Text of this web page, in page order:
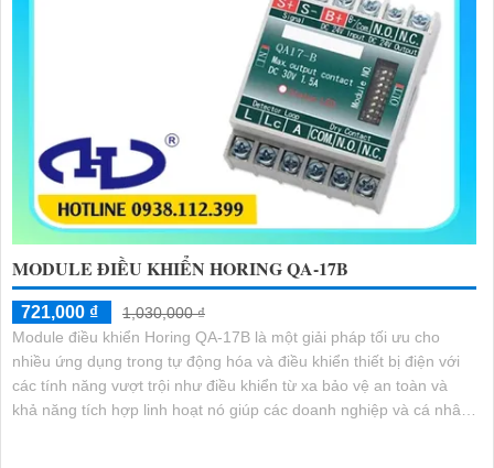
MODULE ĐIỀU KHIỂN HORING QA-17B
721,000 ₫
1,030,000 ₫
Module điều khiển Horing QA-17B là một giải pháp tối ưu cho
nhiều ứng dụng trong tự động hóa và điều khiển thiết bị điện với
các tính năng vượt trội như điều khiển từ xa bảo vệ an toàn và
khả năng tích hợp linh hoạt nó giúp các doanh nghiệp và cá nhân